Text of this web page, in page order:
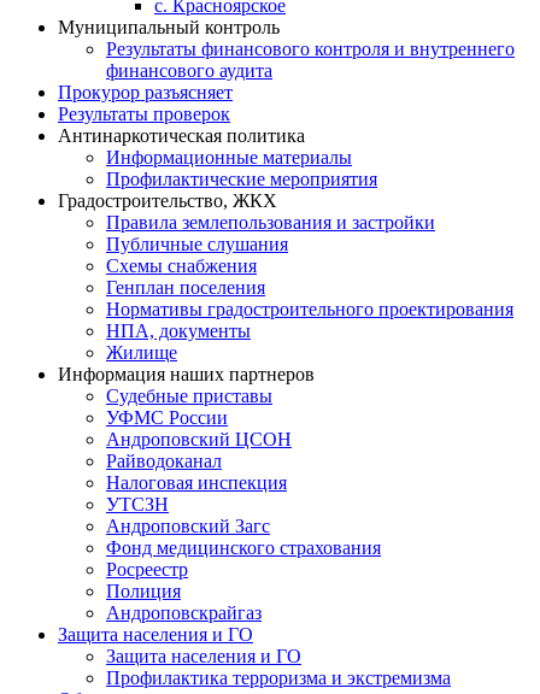
с. Красноярское
Муниципальный контроль
Результаты финансового контроля и внутреннего
финансового аудита
Прокурор разъясняет
Результаты проверок
Антинаркотическая политика
Информационные материалы
Профилактические мероприятия
Градостроительство, ЖКХ
Правила землепользования и застройки
Публичные слушания
Схемы снабжения
Генплан поселения
Нормативы градостроительного проектирования
НПА, документы
Жилище
Информация наших партнеров
Судебные приставы
УФМС России
Андроповский ЦСОН
Райводоканал
Налоговая инспекция
УТСЗН
Андроповский Загс
Фонд медицинского страхования
Росреестр
Полиция
Андроповскрайгаз
Защита населения и ГО
Защита населения и ГО
Профилактика терроризма и экстремизма